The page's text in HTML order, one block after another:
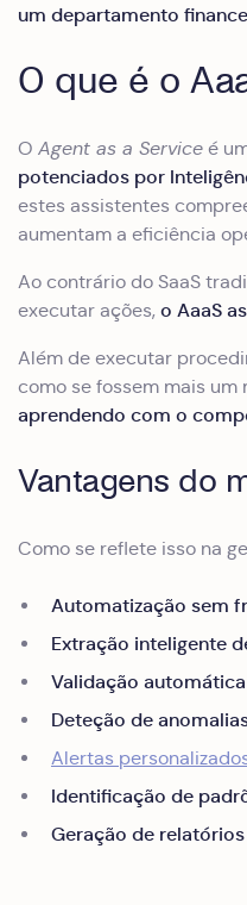
um departamento
O que é o
O Agent as a Service é
potenciados por
estes assistentes
aumentam a eficiência
Ao contrário do SaaS
executar ações, o AaaS
Além de executar
como se fossem mais
aprendendo com o
Vantagens do
Como se reflete isso na
Automatização sem
Extração inteligente
Validação automática
Deteção de
Alertas
Identificação de
Geração de